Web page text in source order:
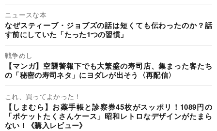
ニュースな本
なぜスティーブ・ジョブズの話は短くても伝わったのか？話
す前にしていた「たった1つの習慣」
戦争めし
【マンガ】空襲警報下でも大繁盛の寿司店、集まった客たち
の「秘密の寿司ネタ」にヨダレが出そう〈再配信〉
これ、買ってよかった！
【しまむら】お薬手帳と診察券45枚がスッポリ！1089円の
「ポケットたくさんケース」昭和レトロなデザインがたまら
ない！《購入レビュー》